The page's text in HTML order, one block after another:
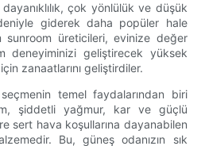
çok yönlülük ve düşük
giderek daha popüler hale
sunroom üreticileri, evinize değer
deneyiminizi geliştirecek yüksek
zanaatlarını geliştirdiler.
temel faydalarından biri
şiddetli yağmur, kar ve güçlü
sert hava koşullarına dayanabilen
Bu, güneş odanızın sık